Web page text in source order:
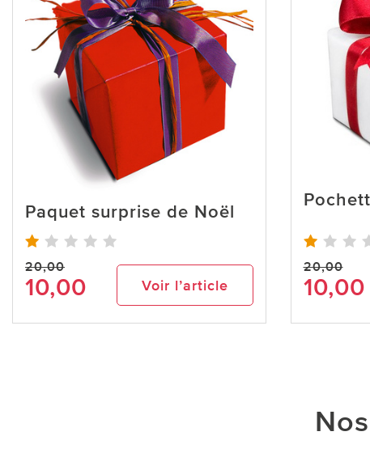
Paquet surprise de Noël
20,00
10,00 Voir l’article
20,00
10,00